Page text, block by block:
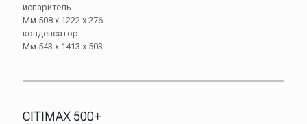
испаритель
Мм 508 х 1222 х 276
конденсатор
Мм 543 х 1413 х 503
CITIMAX 500+